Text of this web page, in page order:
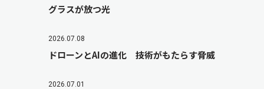
グラスが放つ光
2026.07.08
ドローンとAIの進化 技術がもたらす脅威
2026.07.01